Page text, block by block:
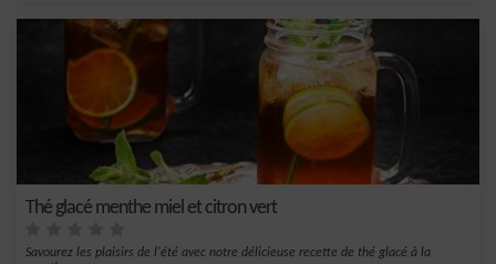
Thé glacé menthe miel et citron vert
Savourez les plaisirs de l'été avec notre délicieuse recette de thé glacé à la